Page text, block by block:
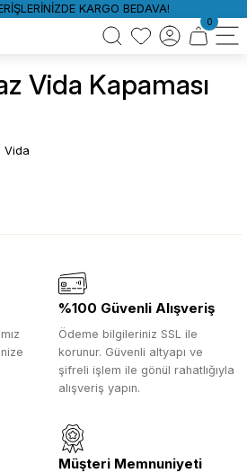
KARGO BEDAVA!
0
Vida Kapaması
Vida
%100 Güvenli Alışveriş
Ödeme bilgileriniz SSL ile
korunur. Güvenli altyapı ve
şifreli işlem ile gönül rahatlığıyla
alışveriş yapın.
Müşteri Memnuniyeti